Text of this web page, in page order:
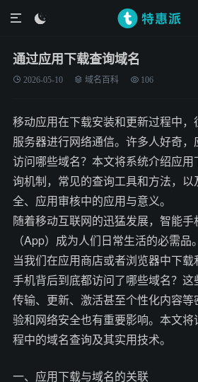

通过应用下载查询域名
2026-05-10 域名百科 106
移动应用在下载安装和更新过程中
服务器进行网络通信。许多人好奇
访问哪些域名？本文将系统介绍应
询机制，常见的查询工具和方法，
全、应用审核中的应用与意义。
随着移动互联网的迅猛发展，智能手
（App）成为人们日常生活的必需品
当我们在应用商店或者浏览器中下载
手机背后到底都访问了哪些域名？
传输、更新、激活甚至个性化内容
验和网络安全也有重要影响。本文
程中的域名查询及其实用技术。
一、应用下载与域名的关联